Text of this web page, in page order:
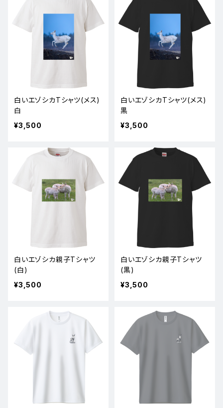
白いエゾシカTシャツ(メス)
白
¥3,500
白いエゾシカTシャツ(メス)
黒
¥3,500
白いエゾシカ親子Tシャツ
(白)
¥3,500
白いエゾシカ親子Tシャツ
(黒)
¥3,500